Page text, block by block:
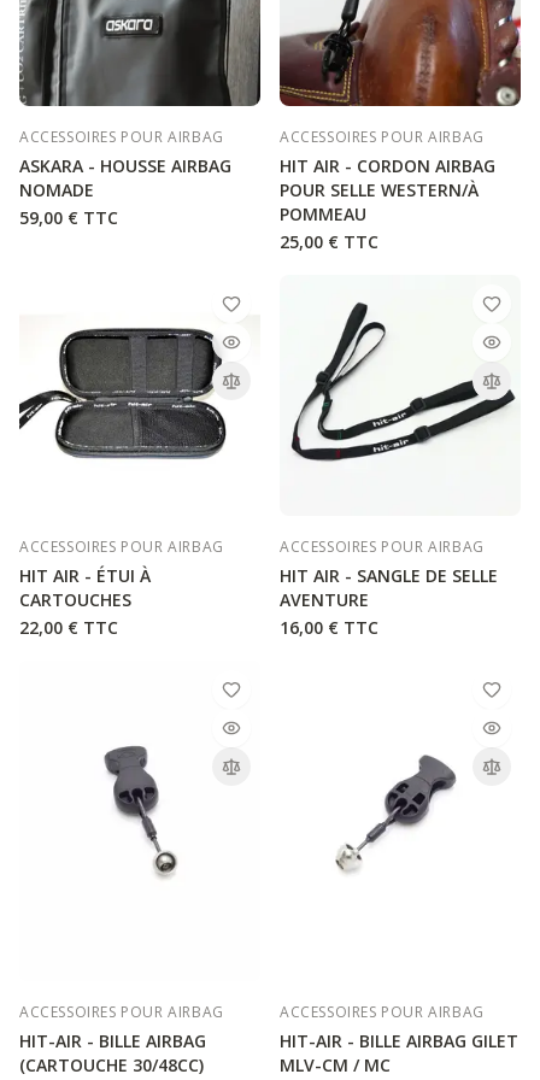
ACCESSOIRES POUR AIRBAG
ASKARA - HOUSSE AIRBAG
NOMADE
59,00 € TTC
ACCESSOIRES POUR AIRBAG
HIT AIR - CORDON AIRBAG
POUR SELLE WESTERN/À
POMMEAU
25,00 € TTC
ACCESSOIRES POUR AIRBAG
HIT AIR - ÉTUI À
CARTOUCHES
22,00 € TTC
ACCESSOIRES POUR AIRBAG
HIT AIR - SANGLE DE SELLE
AVENTURE
16,00 € TTC
ACCESSOIRES POUR AIRBAG
HIT-AIR - BILLE AIRBAG
(CARTOUCHE 30/48CC)
ACCESSOIRES POUR AIRBAG
HIT-AIR - BILLE AIRBAG GILET
MLV-CM / MC